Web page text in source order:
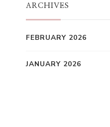
ARCHIVES
FEBRUARY 2026
JANUARY 2026